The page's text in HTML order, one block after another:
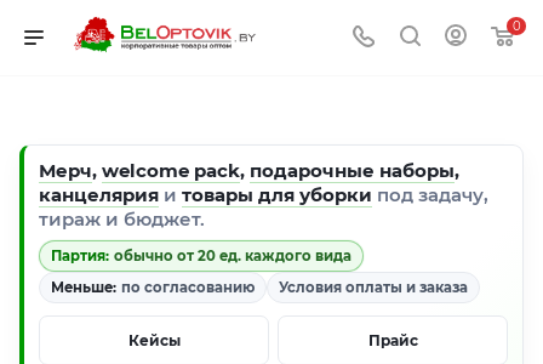
0
Мерч, welcome pack, подарочные наборы,
канцелярия и товары для уборки под задачу,
тираж и бюджет.
Партия: обычно от 20 ед. каждого вида
Меньше: по согласованию Условия оплаты и заказа
Кейсы Прайс